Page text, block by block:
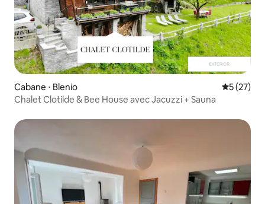
Cabane ⋅ Blenio
5 (27)
Chalet Clotilde & Bee House avec Jacuzzi + Sauna